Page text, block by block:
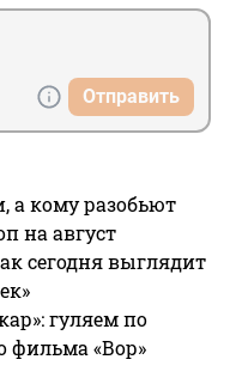
Отправить
а кому разобьют
на август
сегодня выглядит
гуляем по
фильма «Вор»